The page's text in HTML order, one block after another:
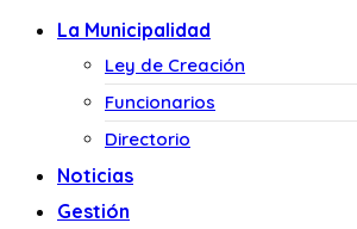
La Municipalidad
Ley de Creación
Funcionarios
Directorio
Noticias
Gestión